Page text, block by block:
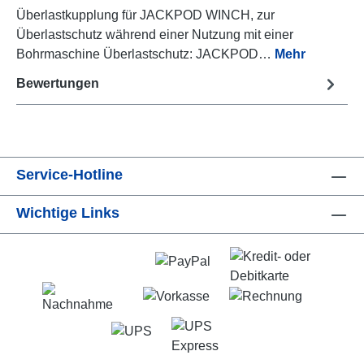
Überlastkupplung für JACKPOD WINCH, zur
Überlastschutz während einer Nutzung mit einer
Bohrmaschine Überlastschutz: JACKPOD… Mehr
Bewertungen
Service-Hotline
Wichtige Links